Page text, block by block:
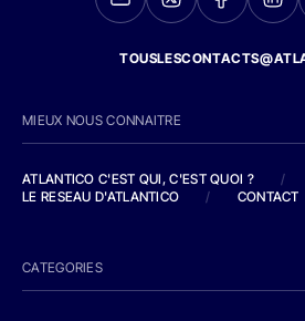
MIEUX NOUS CONNAITRE
ATLANTICO C'EST QUI, C'EST QUOI ?
/
LE RESEAU D'ATLANTICO
/ CONTACT
CATEGORIES